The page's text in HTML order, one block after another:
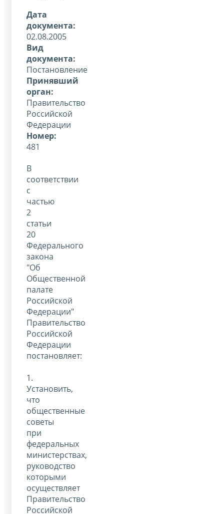
Дата
документа:
02.08.2005
Вид
документа:
Постановление
Принявший
орган:
Правительство
Российской
Федерации
Номер:
481
В
соответствии
с
частью
2
статьи
20
Федерального
закона
"Об
Общественной
палате
Российской
Федерации"
Правительство
Российской
Федерации
постановляет:
1.
Установить,
что
общественные
советы
при
федеральных
министерствах,
руководство
которыми
осуществляет
Правительство
Российской